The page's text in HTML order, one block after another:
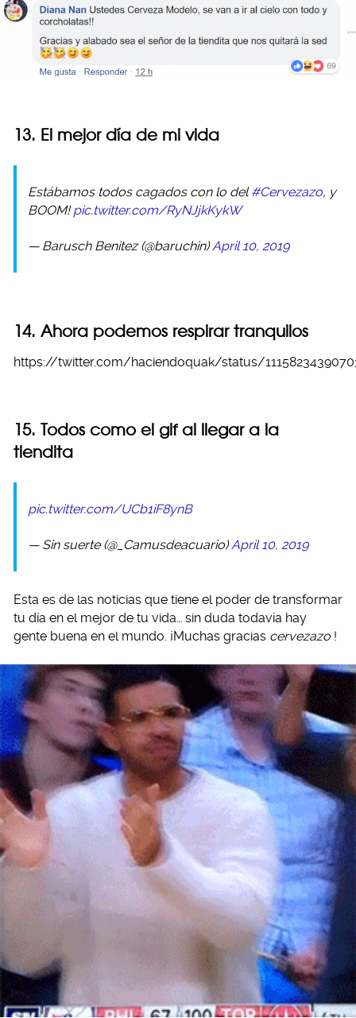
13. El mejor día de mi vida
Estábamos todos cagados con lo del#Cervezazo, y
BOOM!pic.twitter.com/RyNJjkKykW
— Barusch Benitez (@baruchin)April 10, 2019
14. Ahora podemos respirar tranquilos
https://twitter.com/haciendoquak/status/
15. Todos como el gif al llegar a la
tiendita
pic.twitter.com/UCb1iF8ynB
— Sin suerte (@_Camusdeacuario)April 10, 2019
Esta es de las noticias que tiene el poder de transformar
tu día en el mejor de tu vida… sin duda todavía hay
gente buena en el mundo. ¡Muchas gracias cervezazo !